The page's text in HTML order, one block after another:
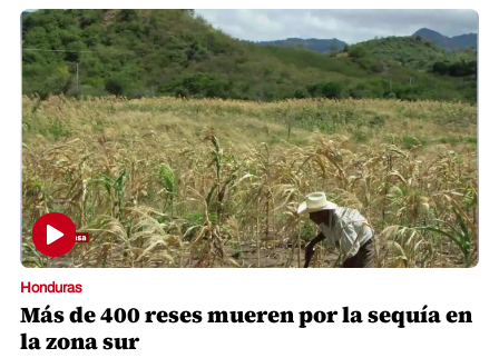
Honduras
Más de 400 reses mueren por la sequía en
la zona sur